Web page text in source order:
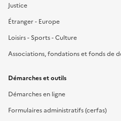
Justice
Étranger - Europe
Loisirs - Sports - Culture
Associations, fondations et fonds de
Démarches et outils
Démarches en ligne
Formulaires administratifs (cerfas)